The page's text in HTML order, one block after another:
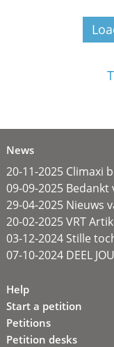
News
20-11-2025 Climaxi
09-09-2025
29-04-2025 Nieuws
20-02-2025 VRT
03-12-2024 Stille
07-10-2024 DEEL
Help
Start a petition
Petitions
Petition desks